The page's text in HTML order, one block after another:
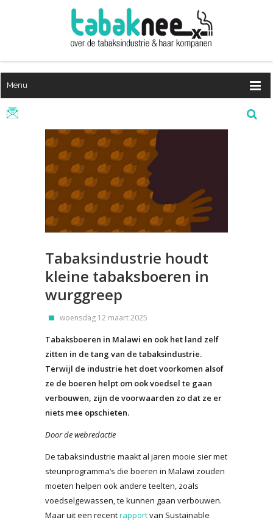
Menu
Tabaksindustrie houdt
kleine tabaksboeren in
wurggreep
woensdag 12 maart 2025
Tabaksboeren in Malawi en ook het land zelf
zitten in de tang van de tabaksindustrie.
Terwijl de industrie het doet voorkomen alsof
ze de boeren helpt om ook voedsel te gaan
verbouwen, zijn de voorwaarden zo dat ze er
niets mee opschieten.
Door de webredactie
De tabaksindustrie maakt al jaren mooie sier met
steunprogramma’s die boeren in Malawi zouden
moeten helpen ook andere teelten, zoals
voedselgewassen, te kunnen gaan verbouwen.
Maar uit een recentrapportvan Sustainable